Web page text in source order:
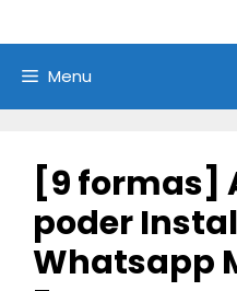
Menu
[9 formas]
poder
Whatsapp